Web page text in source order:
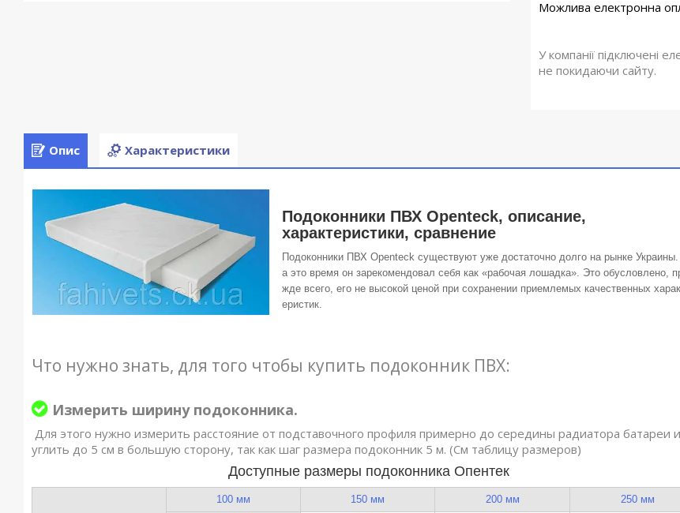
У компанії підключені
не покидаючи сайту.
Опис Характеристики
Подоконники ПВХ Openteck, описание,
характеристики, сравнение
Подоконники ПВХ Openteck существуют уже достаточно долго на рынке
а это время он зарекомендовал себя как «рабочая лошадка». Это обусловлено,
жде всего, его не высокой ценой при сохранении приемлемых качественных
еристик.
Что нужно знать, для того чтобы купить подоконник ПВХ:
Измерить ширину подоконника.
Для этого нужно измерить расстояние от подставочного профиля примерно до середины радиатора батареи
углить до 5 см в большую сторону, так как шаг размера подоконник 5 м. (См таблицу размеров)
Доступные размеры подоконника Опентек
100 мм 150 мм 200 мм 250 мм